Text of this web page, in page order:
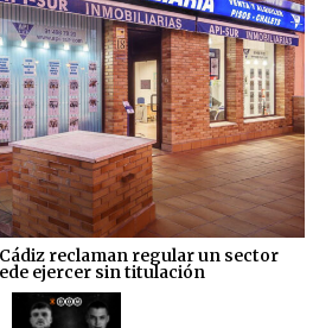
reclaman regular un sector
ejercer sin titulación